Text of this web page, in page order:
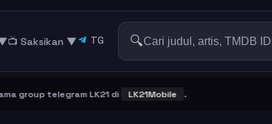
📺 Saksikan ▼ TG 🔍
telegram LK21 di LK21Mobile .